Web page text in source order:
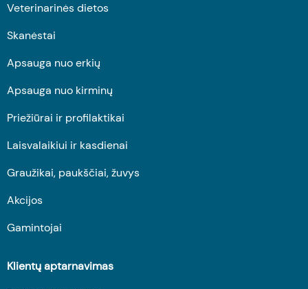
Veterinarinės dietos
Skanėstai
Apsauga nuo erkių
Apsauga nuo kirminų
Priežiūrai ir profilaktikai
Laisvalaikiui ir kasdienai
Graužikai, paukščiai, žuvys
Akcijos
Gamintojai
Klientų aptarnavimas